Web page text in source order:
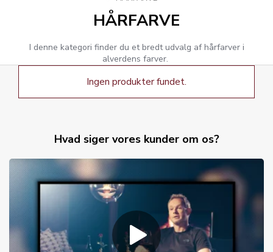
HÅRFARVE
I denne kategori finder du et bredt udvalg af hårfarver i
alverdens farver.
Ingen produkter fundet.
Hvad siger vores kunder om os?